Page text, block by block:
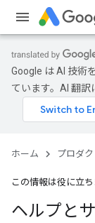
Google は AI 技術
ています。AI 翻訳
ホーム プロダク
この情報は役に立
ヘルプと